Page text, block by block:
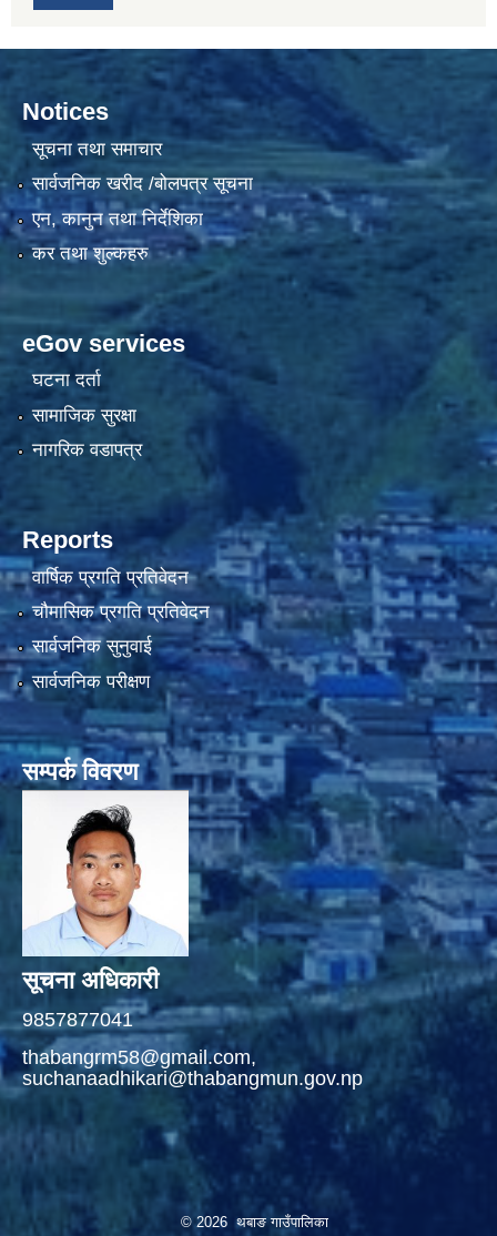
Notices
सूचना तथा समाचार
सार्वजनिक खरीद /बोलपत्र सूचना
एन, कानुन तथा निर्देशिका
कर तथा शुल्कहरु
eGov services
घटना दर्ता
सामाजिक सुरक्षा
नागरिक वडापत्र
Reports
वार्षिक प्रगति प्रतिवेदन
चौमासिक प्रगति प्रतिवेदन
सार्वजनिक सुनुवाई
सार्वजनिक परीक्षण
सम्पर्क विवरण
सूचना अधिकारी
9857877041
thabangrm58@gmail.com,
suchanaadhikari@thabangmun.gov.np
© 2026 थबाङ गाउँपालिका